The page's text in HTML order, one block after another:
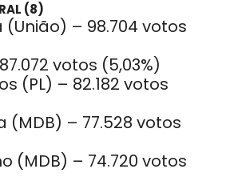
(8)
(União) – 98.704 votos
votos (5,03%)
(PL) – 82.182 votos
(MDB) – 77.528 votos
(MDB) – 74.720 votos